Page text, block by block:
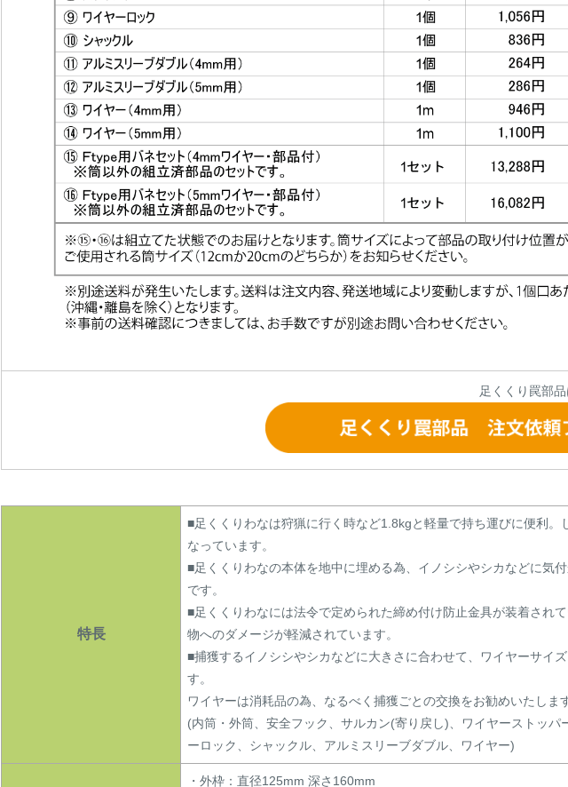
足くくり罠部
特長
■足くくりわなは狩猟に行く時など1.8kgと軽量で持ち運びに便利。
なっています。
■足くくりわなの本体を地中に埋める為、イノシシやシカなどに気
です。
■足くくりわなには法令で定められた締め付け防止金具が装着され
物へのダメージが軽減されています。
■捕獲するイノシシやシカなどに大きさに合わせて、ワイヤーサイ
す。
ワイヤーは消耗品の為、なるべく捕獲ごとの交換をお勧めいたしま
(内筒・外筒、安全フック、サルカン(寄り戻し)、ワイヤーストッパ
ーロック、シャックル、アルミスリーブダブル、ワイヤー)
・外枠：直径125mm 深さ160mm